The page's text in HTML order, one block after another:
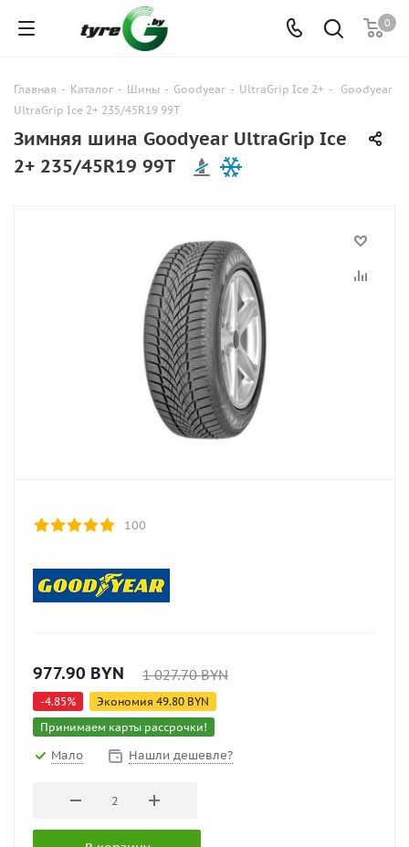
0
Главная - Каталог - Шины - Goodyear - UltraGrip Ice 2+ -
Goodyear
UltraGrip Ice 2+ 235/45R19 99T
Зимняя шина Goodyear UltraGrip Ice
2+ 235/45R19 99T
100
977.90 BYN 1 027.70BYN
-4.85% Экономия 49.80 BYN
Принимаем карты рассрочки!
Мало Нашли дешевле?